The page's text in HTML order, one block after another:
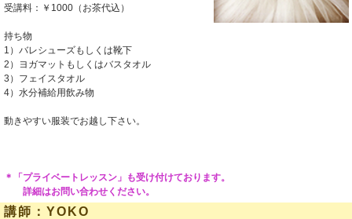
受講料：￥1000（お茶代込）
持ち物
1）バレシューズもしくは靴下
2）ヨガマットもしくはバスタオル
3）フェイスタオル
4）水分補給用飲み物
動きやすい服装でお越し下さい。
＊「プライベートレッスン」も受け付けております。
詳細はお問い合わせください。
講師：YOKO